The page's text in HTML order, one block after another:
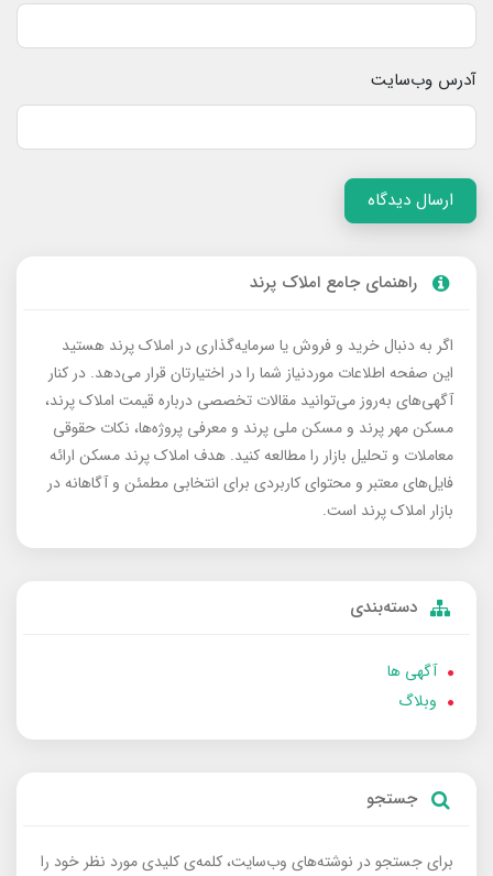
آدرس وب‌سایت
ارسال دیدگاه
راهنمای جامع املاک پرند
اگر به دنبال خرید و فروش یا سرمایه‌گذاری در املاک پرند هستید
این صفحه اطلاعات موردنیاز شما را در اختیارتان قرار می‌دهد. در کنار
آگهی‌های به‌روز می‌توانید مقالات تخصصی درباره قیمت املاک پرند،
مسکن مهر پرند و مسکن ملی پرند و معرفی پروژه‌ها، نکات حقوقی
معاملات و تحلیل بازار را مطالعه کنید. هدف املاک پرند مسکن ارائه
فایل‌های معتبر و محتوای کاربردی برای انتخابی مطمئن و آگاهانه در
بازار املاک پرند است.
دسته‌بندی
آگهی ها
وبلاگ
جستجو
برای جستجو در نوشته‌های وب‌سایت، کلمه‌ی کلیدی مورد نظر خود را